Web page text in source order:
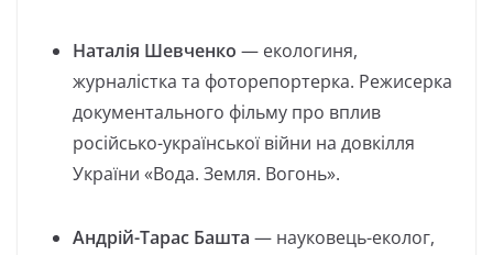
Наталія Шевченко — екологиня,
журналістка та фоторепортерка. Режисерка
документального фільму про вплив
російсько-української війни на довкілля
України «Вода. Земля. Вогонь».
Андрій-Тарас Башта — науковець-еколог,